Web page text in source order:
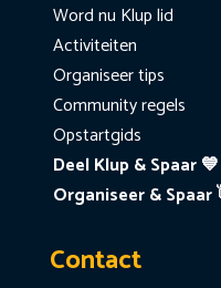
Word nu Klup lid
Activiteiten
Organiseer tips
Community regels
Opstartgids
Deel Klup & Spaar 💙
Organiseer & Spaar
Contact